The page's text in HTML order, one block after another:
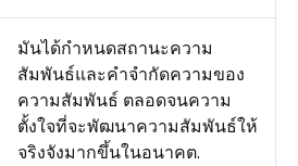
มันได้กำหนดสถานะความ
สัมพันธ์และคำจำกัดความของ
ความสัมพันธ์ ตลอดจนความ
ตั้งใจที่จะพัฒนาความสัมพันธ์ให้
จริงจังมากขึ้นในอนาคต.